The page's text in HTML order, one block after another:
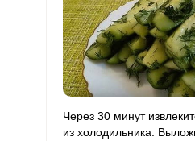
Фтор 85.6 мкг 4000 мкг
Хром 30 мкг 50 мкг
Цинк 1.3 мг 12 мг
Бор 0
Через 30 минут
из холодильника.